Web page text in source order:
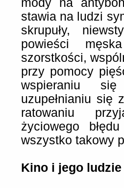
mody na
stawia na ludzi
skrupuły,
powieści
szorstkości,
przy pomocy
wspieraniu
uzupełnianiu się
ratowaniu
życiowego
wszystko takowy
Kino i jego ludzie